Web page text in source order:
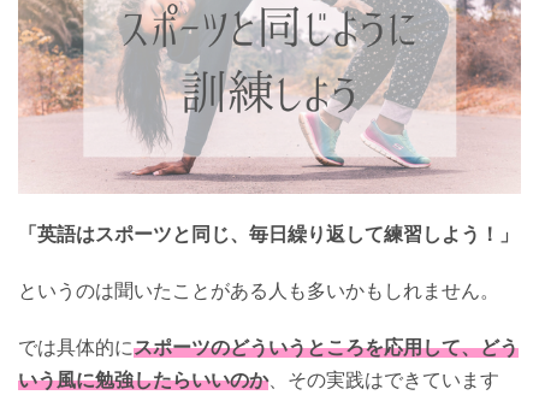
「 英語はスポーツと同じ、毎日繰り返して練習しよう！」
というのは聞いたことがある人も多いかもしれません。
では具体的にスポーツのどういうところを応用して、どう
いう風に勉強したらいいのか、その実践はできています